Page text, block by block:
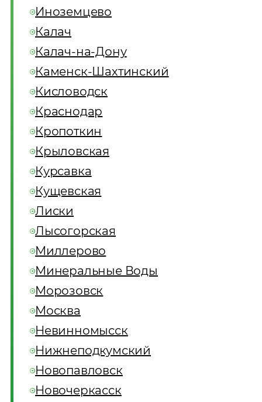
Иноземцево
Калач
Калач-на-Дону
Каменск-Шахтинский
Кисловодск
Краснодар
Кропоткин
Крыловская
Курсавка
Кущевская
Лиски
Лысогорская
Миллерово
Минеральные Воды
Морозовск
Москва
Невинномысск
Нижнеподкумский
Новопавловск
Новочеркасск